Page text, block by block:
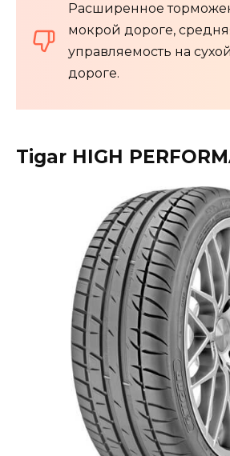
Расширенное
мокрой дороге,
управляемость на
дороге.
Tigar HIGH